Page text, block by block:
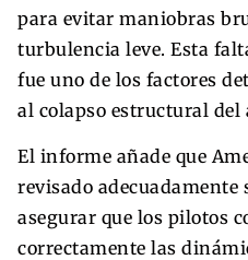
para evitar maniobras
turbulencia leve. Esta
fue uno de los factores
al colapso estructural del
El informe añade que
revisado
asegurar que los pilotos
correctamente las